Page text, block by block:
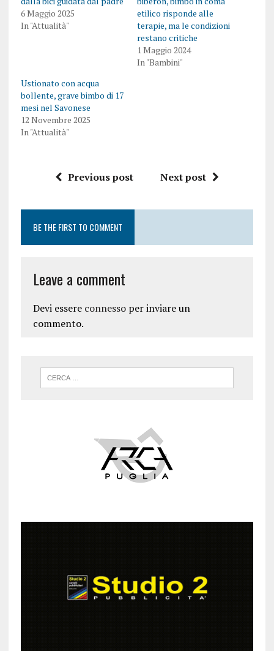
6 Maggio 2025
In "Attualità"
etilico risponde alle
terapie, ma le condizioni
restano critiche
1 Maggio 2024
In "Bambini"
Ustionato con acqua
bollente, grave bimbo di 17
mesi nel Savonese
12 Novembre 2025
In "Attualità"
Previous post Next post
BE THE FIRST TO COMMENT
Leave a comment
Devi essere connessoper inviare un
commento.